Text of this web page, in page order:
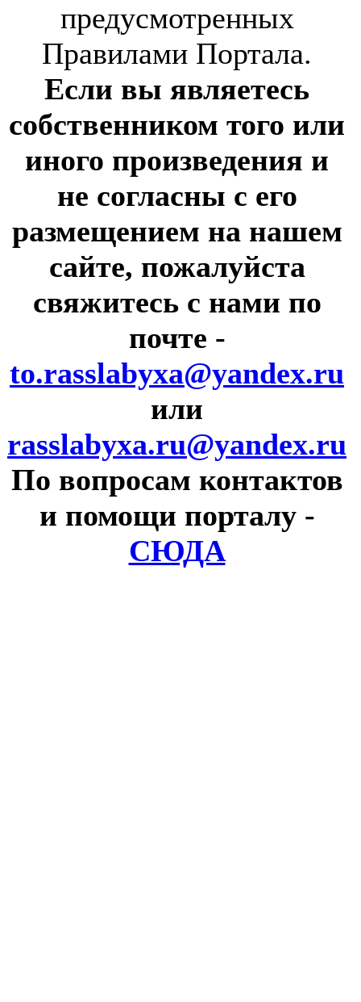
предусмотренных
Правилами Портала.
Если вы являетесь
собственником того или
иного произведения и
не согласны с его
размещением на нашем
сайте, пожалуйста
свяжитесь с нами по
почте -
to.rasslabyxa@yandex.ru
или
rasslabyxa.ru@yandex.ru
По вопросам контактов
и помощи порталу -
СЮДА